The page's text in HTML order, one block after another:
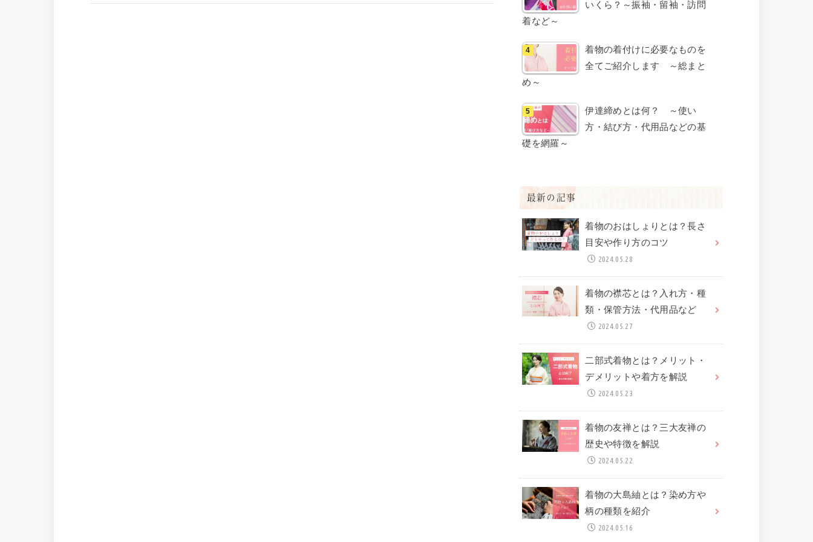
いくら？～振袖・留袖・訪問
着など～
着物の着付けに必要なものを
全てご紹介します ～総まと
め～
伊達締めとは何？ ～使い
方・結び方・代用品などの基
礎を網羅～
最新の記事
着物のおはしょりとは？長さ
目安や作り方のコツ
2024.05.28
着物の襟芯とは？入れ方・種
類・保管方法・代用品など
2024.05.27
二部式着物とは？メリット・
デメリットや着方を解説
2024.05.23
着物の友禅とは？三大友禅の
歴史や特徴を解説
2024.05.22
着物の大島紬とは？染め方や
柄の種類を紹介
2024.05.16